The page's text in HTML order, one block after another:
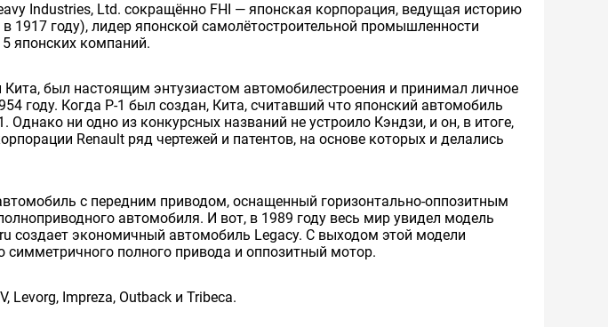
Industries, Ltd. сокращённо FHI — японская корпорация, ведущая историю
году), лидер японской самолётостроительной промышленности
японских компаний.
был настоящим энтузиастом автомобилестроения и принимал личное
году. Когда P-1 был создан, Кита, считавший что японский автомобиль
ни одно из конкурсных названий не устроило Кэндзи, и он, в итоге,
Renault ряд чертежей и патентов, на основе которых и делались
с передним приводом, оснащенный горизонтально-оппозитным
автомобиля. И вот, в 1989 году весь мир увидел модель
создает экономичный автомобиль Legacy. С выходом этой модели
симметричного полного привода и оппозитный мотор.
Impreza, Outback и Tribeca.